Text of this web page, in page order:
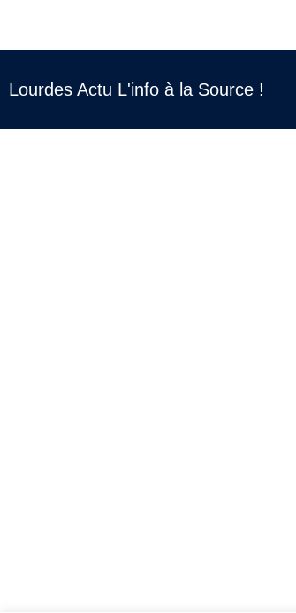
Lourdes Actu L'info à la Source !